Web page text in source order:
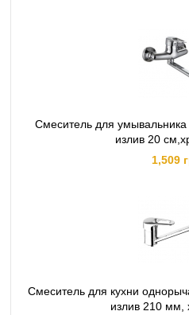
Смеситель для
излив 20
1,509
Смеситель для кухни
излив 210